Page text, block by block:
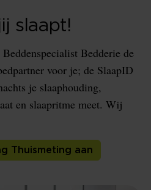
slaapt!
Bedderie de
voor je; de SlaapID
je slaaphouding,
en slaapritme meet. Wij
Thuismeting aan